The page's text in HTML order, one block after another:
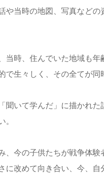
や当時の地図、写真など
当時、住んでいた地域も
で生々しく、その全てが
聞いて学んだ」に描かれ
。
、今の子供たちが戦争体
に改めて向き合い、今、自